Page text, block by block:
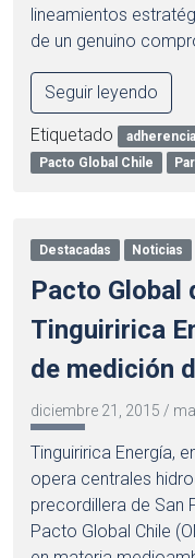
lineamientos
de un genuino
Seguir leyendo
Etiquetado adherencia
Pacto Global Chile
Destacadas Noticias
Pacto Global
Tinguiririca
de medición
diciembre 21, 2015 /
Tinguiririca Energía,
opera centrales
precordillera de San
Pacto Global Chile